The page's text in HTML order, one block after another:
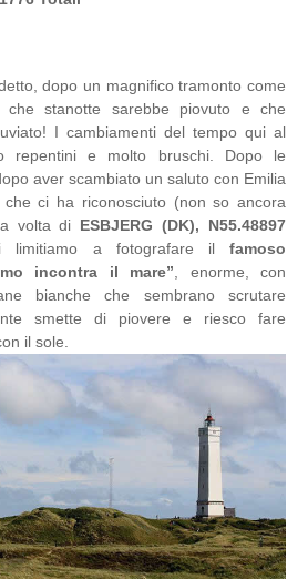
dopo un magnifico tramonto come
stanotte sarebbe piovuto e che
I cambiamenti del tempo qui al
repentini e molto bruschi. Dopo le
aver scambiato un saluto con Emilia
ci ha riconosciuto (non so ancora
volta di ESBJERG (DK), N55.48897
limitiamo a fotografare ilfamoso
incontra il mare” , enorme, con
bianche che sembrano scrutare
smette di piovere e riesco fare
il sole.